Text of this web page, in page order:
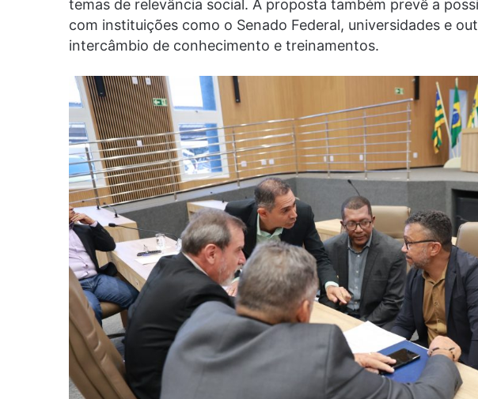
temas de relevância social. A proposta também prevê a
com instituições como o Senado Federal, universidades e
intercâmbio de conhecimento e treinamentos.